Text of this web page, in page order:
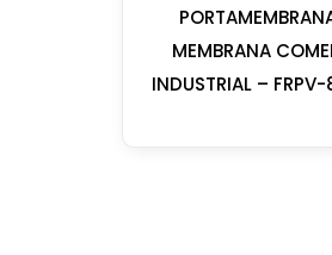
MEMBRANA
INDUSTRIAL –